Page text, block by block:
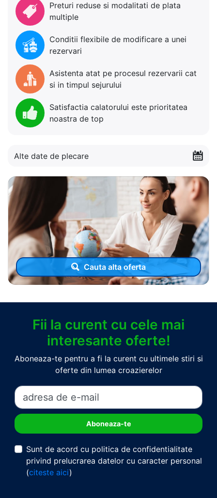
Preturi reduse si modalitati de plata
multiple
Conditii flexibile de modificare a unei
rezervari
Asistenta atat pe procesul rezervarii cat
si in timpul sejurului
Satisfactia calatorului este prioritatea
noastra de top
Alte date de plecare
Cauta alta oferta
Fii la curent cu cele mai
interesante oferte!
Aboneaza-te pentru a fi la curent cu ultimele stiri si
oferte din lumea croazierelor
Sunt de acord cu politica de confidentialitate
privind prelucrarea datelor cu caracter personal
(citeste aici)